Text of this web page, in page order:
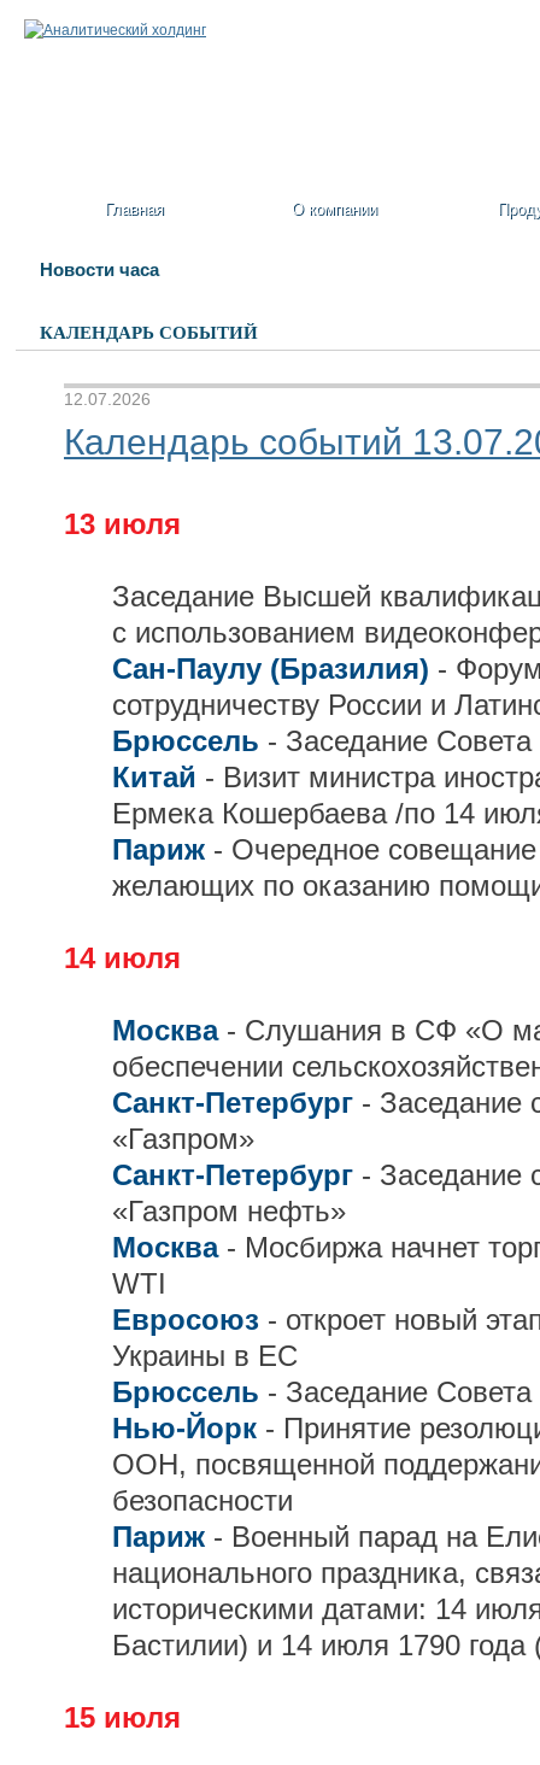
Главная О компании
Новости часа
КАЛЕНДАРЬ СОБЫТИЙ
12.07.2026
Календарь событий
13 июля
Заседание Высшей
с использованием
Сан-Паулу (Бразилия) -
сотрудничеству России и
Брюссель - Заседание
Китай - Визит министра
Ермека Кошербаева /по 14
Париж - Очередное
желающих по оказанию
14 июля
Москва - Слушания в СФ «О
обеспечении
Санкт-Петербург - Заседание
«Газпром»
Санкт-Петербург - Заседание
«Газпром нефть»
Москва - Мосбиржа начнет
WTI
Евросоюз - откроет новый
Украины в ЕС
Брюссель - Заседание
Нью-Йорк - Принятие
ООН, посвященной
безопасности
Париж - Военный парад на
национального праздника,
историческими датами: 14
Бастилии) и 14 июля 1790 года
15 июля